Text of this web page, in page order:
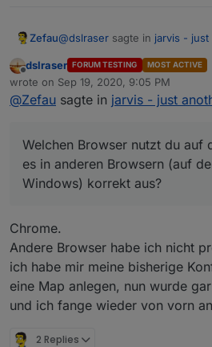
Zefau@dslraser sagte in jarvis - just
Ich habe jetzt mal alle
dem Mac sieht es dann so
Welchen Browser nutzt du
korrekt aus?
https://github.com/Zefau/
Offline
dslraser FORUM TESTING MOST ACTIVE
wrote on Sep 19, 2020, 9:05 PM
last edited by
@Zefau sagte in jarvis - just
Welchen Browser nutzt du auf
es in anderen Browsern (auf
Windows) korrekt aus?
Chrome.
Andere Browser habe ich nicht
ich habe mir meine bisherige
eine Map anlegen, nun wurde
und ich fange wieder von vorn
2 Replies